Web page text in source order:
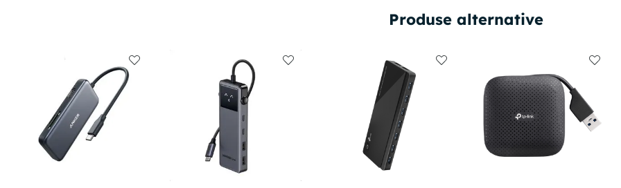
Indiferent daca ai nevoie de mai multe porturi USB pentru munca sau pentru utilizare zilnica, BOROFONE DH3 este
simpla si eficienta pentru extinderea conectivitatii.
Produse alternative